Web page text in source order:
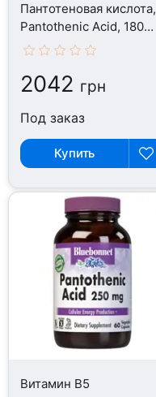
Пантотеновая кислота,
Pantothenic Acid, 180
капсул
2042 грн
Под заказ
Купить
Витамин B5